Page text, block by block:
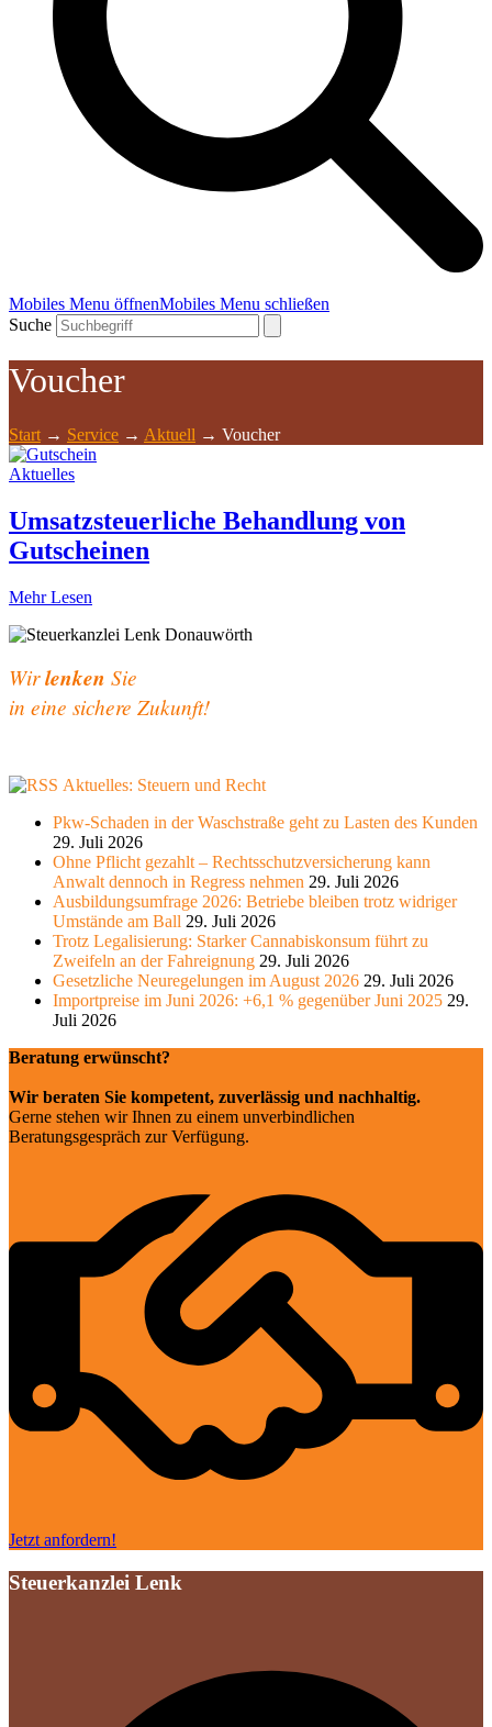
Mobiles Menu öffnenMobiles Menu schließen
Suche
Voucher
Start → Service → Aktuell → Voucher
Aktuelles
Umsatzsteuerliche Behandlung von
Gutscheinen
Mehr Lesen
Wirlenken Sie
in eine sichere Zukunft!
Aktuelles: Steuern und Recht
Pkw-Schaden in der Waschstraße geht zu Lasten des Kunden
29. Juli 2026
Ohne Pflicht gezahlt – Rechtsschutzversicherung kann
Anwalt dennoch in Regress nehmen 29. Juli 2026
Ausbildungsumfrage 2026: Betriebe bleiben trotz widriger
Umstände am Ball 29. Juli 2026
Trotz Legalisierung: Starker Cannabiskonsum führt zu
Zweifeln an der Fahreignung 29. Juli 2026
Gesetzliche Neuregelungen im August 2026 29. Juli 2026
Importpreise im Juni 2026: +6,1 % gegenüber Juni 2025 29.
Juli 2026
Beratung erwünscht?
Wir beraten Sie kompetent, zuverlässig und nachhaltig.
Gerne stehen wir Ihnen zu einem unverbindlichen
Beratungsgespräch zur Verfügung.
Jetzt anfordern!
Steuerkanzlei Lenk